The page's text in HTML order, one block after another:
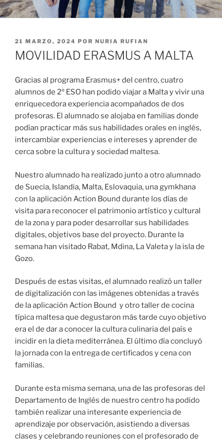
PUBLICADO
EL
21 MARZO, 2024 POR NURIA RUFIAN
MOVILIDAD ERASMUS A MALTA
Gracias al programa Erasmus+ del centro, cuatro
alumnos de 2º ESO han podido viajar a Malta y vivir una
enriquecedora experiencia acompañados de dos
profesoras. El alumnado se alojaba en familias donde
podían practicar más sus habilidades orales en inglés,
intercambiar experiencias e intereses y aprender de
cerca sobre la cultura y sociedad maltesa.
Nuestro alumnado ha realizado junto a otro alumnado
de Suecia, Islandia, Malta, Eslovaquia, una gymkhana
con la aplicación Action Bound durante los días de
visita para reconocer el patrimonio artístico y cultural
de la zona y para poder desarrollar sus habilidades
digitales, objetivos base del proyecto. Durante la
semana han visitado Rabat, Mdina, La Valeta y la isla de
Gozo.
Después de estas visitas, el alumnado realizó un taller
de digitalización con las imágenes obtenidas a través
de la aplicación Action Bound y otro taller de cocina
típica maltesa que degustaron más tarde cuyo objetivo
era el de dar a conocer la cultura culinaria del país e
incidir en la dieta mediterránea. El último día concluyó
la jornada con la entrega de certificados y cena con
familias.
Durante esta misma semana, una de las profesoras del
Departamento de Inglés de nuestro centro ha podido
también realizar una interesante experiencia de
aprendizaje por observación, asistiendo a diversas
clases y celebrando reuniones con el profesorado de